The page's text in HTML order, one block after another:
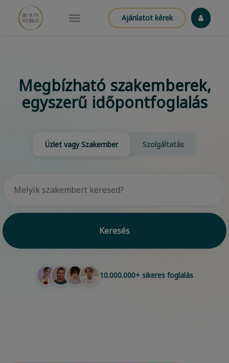
Ajánlatot kérek
Megbízható szakemberek,
egyszerű időpontfoglalás
Üzlet vagy Szakember Szolgáltatás
Keresés
10.000.000+ sikeres foglalás